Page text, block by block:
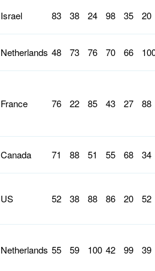
Israel 83 38 24 98 35 20
Netherlands 48 73 76 70 66
France 76 22 85 43 27 88
Canada 71 88 51 55 68 34
US 52 38 88 86 20 52
Netherlands 55 59 100 42 99 39